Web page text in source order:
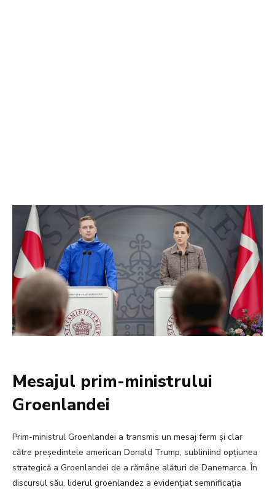
Mesajul prim-ministrului
Groenlandei
Prim-ministrul Groenlandei a transmis un mesaj ferm și clar
către președintele american Donald Trump, subliniind opțiunea
strategică a Groenlandei de a rămâne alături de Danemarca. În
discursul său, liderul groenlandez a evidențiat semnificația